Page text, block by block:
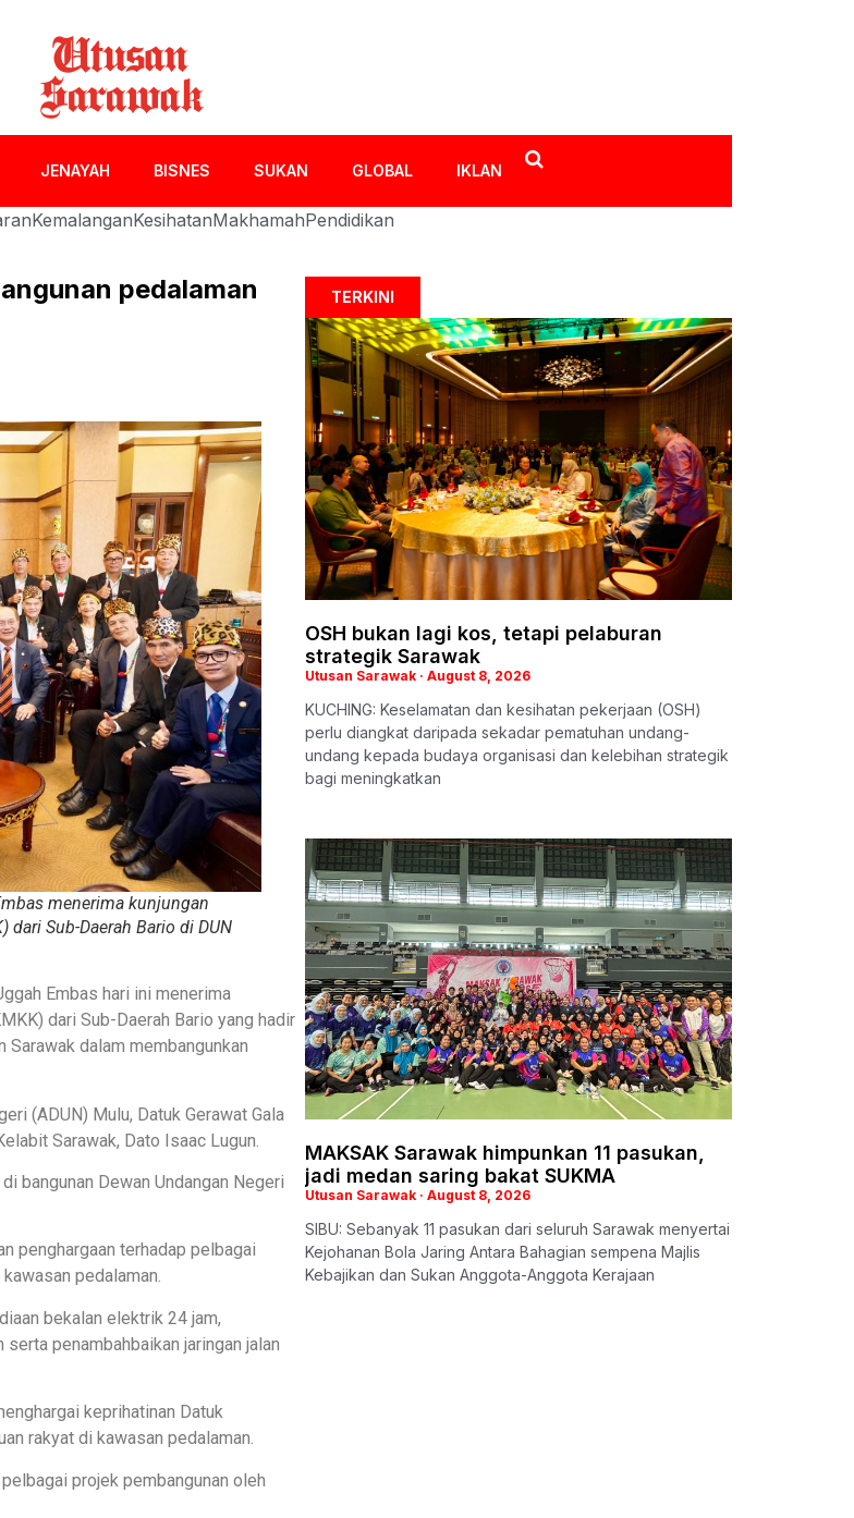
JENAYAH BISNES SUKAN GLOBAL IKLAN
KemalanganKesihatanMakhamahPendidikan
pedalaman
menerima kunjungan
Sub-Daerah Bario di DUN
Embas hari ini menerima
dari Sub-Daerah Bario yang hadir
dalam membangunkan
(ADUN) Mulu, Datuk Gerawat Gala
Sarawak, Dato Isaac Lugun.
bangunan Dewan Undangan Negeri
penghargaan terhadap pelbagai
pedalaman.
bekalan elektrik 24 jam,
penambahbaikan jaringan jalan
keprihatinan Datuk
rakyat di kawasan pedalaman.
projek pembangunan oleh
TERKINI
OSH bukan lagi kos, tetapi pelaburan
strategik Sarawak
Utusan Sarawak August 8, 2026
KUCHING: Keselamatan dan kesihatan pekerjaan (OSH)
perlu diangkat daripada sekadar pematuhan undang-
undang kepada budaya organisasi dan kelebihan strategik
bagi meningkatkan
MAKSAK Sarawak himpunkan 11 pasukan,
jadi medan saring bakat SUKMA
Utusan Sarawak August 8, 2026
SIBU: Sebanyak 11 pasukan dari seluruh Sarawak menyertai
Kejohanan Bola Jaring Antara Bahagian sempena Majlis
Kebajikan dan Sukan Anggota-Anggota Kerajaan